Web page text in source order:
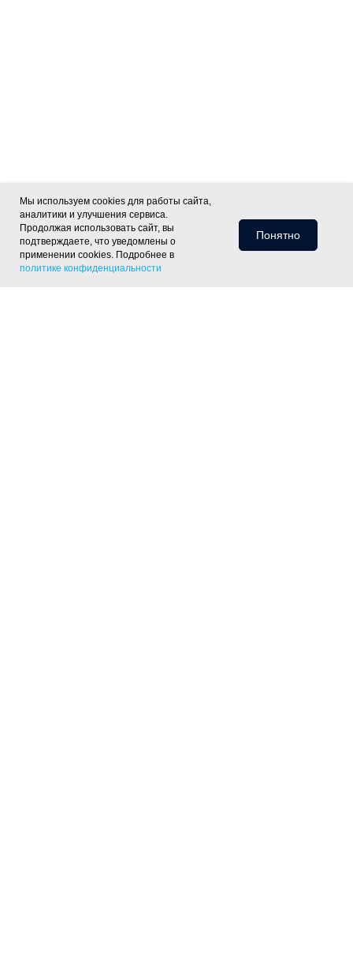
Мы используем cookies для работы сайта,
аналитики и улучшения сервиса.
Продолжая использовать сайт, вы
подтверждаете, что уведомлены о
применении cookies. Подробнее в
политике конфиденциальности
Понятно